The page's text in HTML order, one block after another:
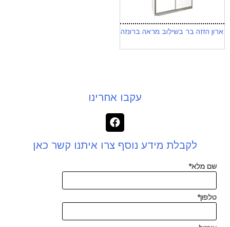
ארון הזזה בר בשילוב מראה ברונזה
עקבו אחרינו
לקבלת מידע נוסף צרו איתנו קשר כאן
שם מלא*
טלפון*